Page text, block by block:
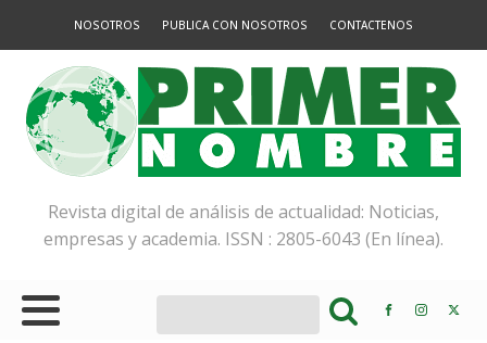
NOSOTROS PUBLICA CON NOSOTROS CONTACTENOS
Revista digital de análisis de actualidad: Noticias,
empresas y academia. ISSN : 2805-6043 (En línea).